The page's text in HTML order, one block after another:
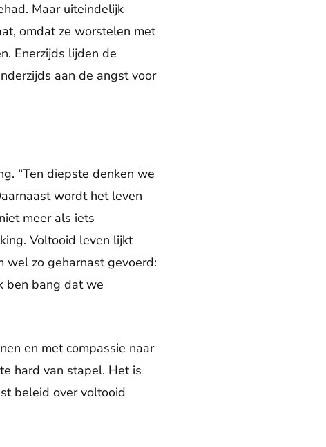
Maar uiteindelijk
omdat ze worstelen met
Enerzijds lijden de
aan de angst voor
“Ten diepste denken we
wordt het leven
meer als iets
Voltooid leven lijkt
wel zo geharnast gevoerd:
ben bang dat we
en met compassie naar
hard van stapel. Het is
beleid over voltooid